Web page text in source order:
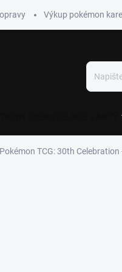
Výkup pokémon
Pokémon TCG: 30th Celebration